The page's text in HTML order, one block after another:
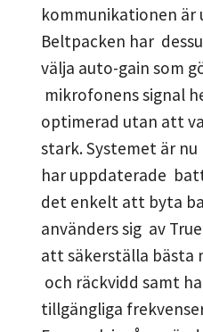
kommunikationen är
Beltpacken har
välja auto-gain som
mikrofonens signal
optimerad utan att
stark. Systemet är
har uppdaterade
det enkelt att byta
använders sig av
att säkerställa bästa
och räckvidd samt
tillgängliga